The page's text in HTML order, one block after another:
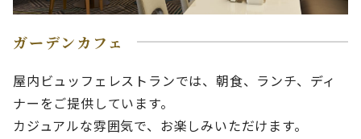
ガーデンカフェ
屋内ビュッフェレストランでは、朝食、ランチ、ディ
ナーをご提供しています。
カジュアルな雰囲気で、お楽しみいただけます。